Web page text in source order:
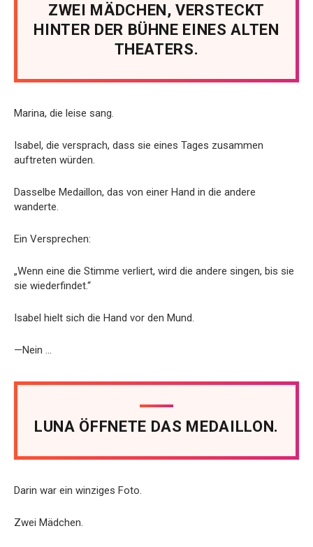
ZWEI MÄDCHEN, VERSTECKT
HINTER DER BÜHNE EINES ALTEN
THEATERS.
Marina, die leise sang.
Isabel, die versprach, dass sie eines Tages zusammen
auftreten würden.
Dasselbe Medaillon, das von einer Hand in die andere
wanderte.
Ein Versprechen:
„Wenn eine die Stimme verliert, wird die andere singen, bis sie
sie wiederfindet.“
Isabel hielt sich die Hand vor den Mund.
—Nein …
LUNA ÖFFNETE DAS MEDAILLON.
Darin war ein winziges Foto.
Zwei Mädchen.